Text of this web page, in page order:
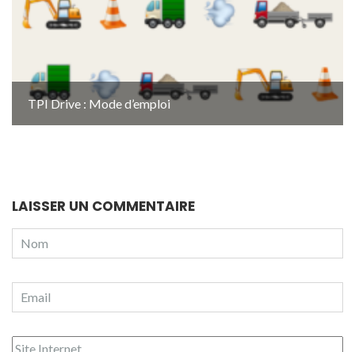
TPI Drive : Mode d’emploi
LAISSER UN COMMENTAIRE